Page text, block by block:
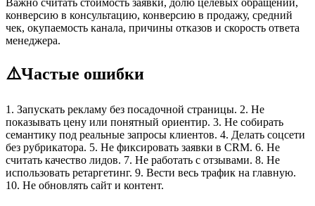
конверсию в консультацию, конверсию в продажу, средний
чек, окупаемость канала, причины отказов и скорость ответа
менеджера.
⚠️Частые ошибки
1. Запускать рекламу без посадочной страницы. 2. Не
показывать цену или понятный ориентир. 3. Не собирать
семантику под реальные запросы клиентов. 4. Делать соцсети
без рубрикатора. 5. Не фиксировать заявки в CRM. 6. Не
считать качество лидов. 7. Не работать с отзывами. 8. Не
использовать ретаргетинг. 9. Вести весь трафик на главную.
10. Не обновлять сайт и контент.